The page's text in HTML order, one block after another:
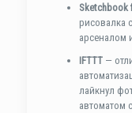
Sketchbook
рисовалка
арсеналом
IFTTT —
лайкнул
автоматом